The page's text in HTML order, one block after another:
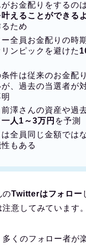
お金配りをするの
叶えることができる
るため
全員お金配りの時
ンピックを避けた
件は従来のお金配
、過去の当選者が
澤さんの資産や過
一人1～3万円 を予測
全員同じ金額では
もある
のTwitterはフォロー
意してみています。
くのフォロー者が